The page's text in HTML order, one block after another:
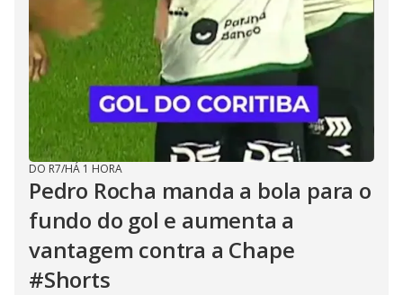
DO R7/HÁ 1 HORA
Pedro Rocha manda a bola para o
fundo do gol e aumenta a
vantagem contra a Chape
#Shorts